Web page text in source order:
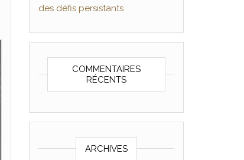
des défis persistants
COMMENTAIRES
RÉCENTS
ARCHIVES